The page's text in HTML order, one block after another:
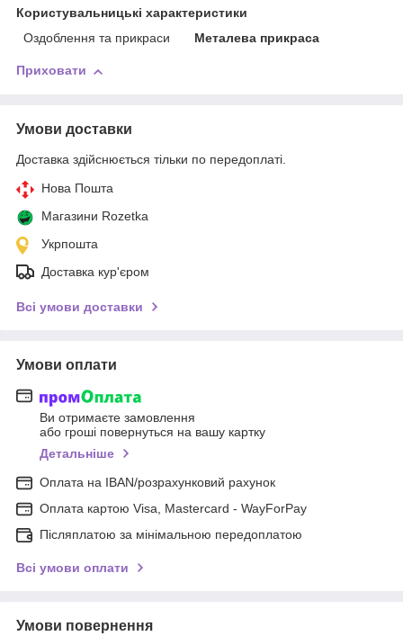
Користувальницькі характеристики
Оздоблення та прикраси
Металева прикраса
Приховати
Умови доставки
Доставка здійснюється тільки по передоплаті.
Нова Пошта
Магазини Rozetka
Укрпошта
Доставка кур'єром
Всі умови доставки
Умови оплати
Ви отримаєте замовлення
або гроші повернуться на вашу картку
Детальніше
Оплата на IBAN/розрахунковий рахунок
Оплата картою Visa, Mastercard - WayForPay
Післяплатою за мінімальною передоплатою
Всі умови оплати
Умови повернення